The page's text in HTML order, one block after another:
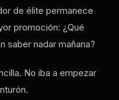
de élite permanece
promoción: ¿Qué
saber nadar mañana?
No iba a empezar